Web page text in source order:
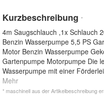
Kurzbeschreibung *
4m Saugschlauch ,1x Schlauch
Benzin Wasserpumpe 5,5 PS
Motor Benzin Wasserpumpe
Gartenpumpe Motorpumpe Die
Wasserpumpe mit einer
Mehr
* maschinell aus der Artikelbeschreibung